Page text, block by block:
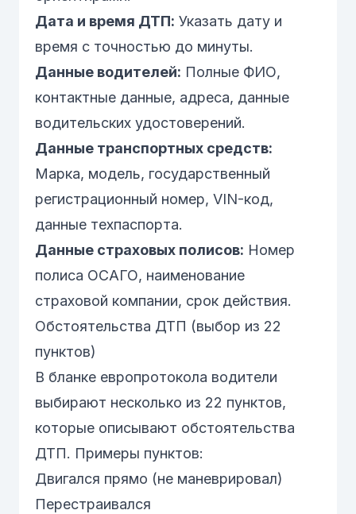
Дата и время ДТП: Указать дату и
время с точностью до минуты.
Данные водителей: Полные ФИО,
контактные данные, адреса, данные
водительских удостоверений.
Данные транспортных средств:
Марка, модель, государственный
регистрационный номер, VIN-код,
данные техпаспорта.
Данные страховых полисов: Номер
полиса ОСАГО, наименование
страховой компании, срок действия.
Обстоятельства ДТП (выбор из 22
пунктов)
В бланке европротокола водители
выбирают несколько из 22 пунктов,
которые описывают обстоятельства
ДТП. Примеры пунктов:
Двигался прямо (не маневрировал)
Перестраивался